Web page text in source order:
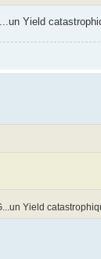
Yield
Yield